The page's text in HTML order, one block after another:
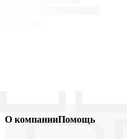
О компанииПомощь